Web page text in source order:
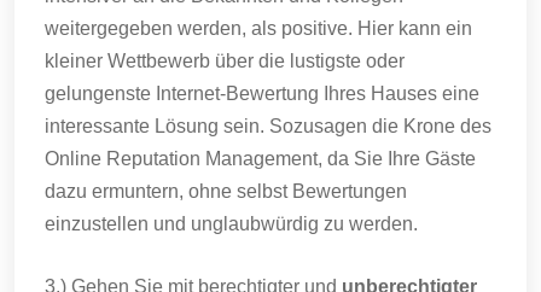
weitergegeben werden, als positive. Hier kann ein
kleiner Wettbewerb über die lustigste oder
gelungenste Internet-Bewertung Ihres Hauses eine
interessante Lösung sein. Sozusagen die Krone des
Online Reputation Management, da Sie Ihre Gäste
dazu ermuntern, ohne selbst Bewertungen
einzustellen und unglaubwürdig zu werden.
3.) Gehen Sie mit berechtigter und unberechtigter